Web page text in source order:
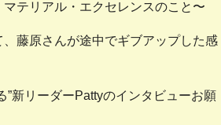
テリアル・エクセレンスのこと〜
藤原さんが途中でギブアップした感
”新リーダーPattyのインタビューお願